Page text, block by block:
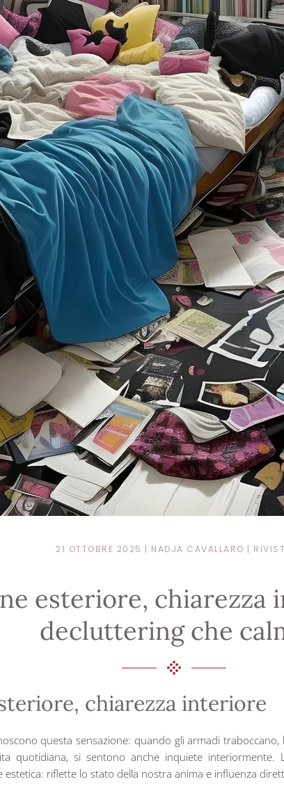
21 OTTOBRE 2025 | NADJA CAVALLARO |
esteriore, chiarezza
decluttering che
chiarezza interiore
questa sensazione: quando gli armadi traboccano,
quotidiana, si sentono anche inquiete
estetica: riflette lo stato della nostra anima e influenza